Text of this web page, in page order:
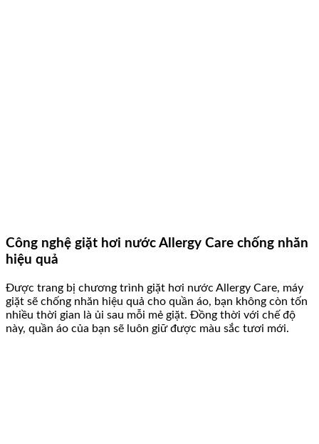
Công nghệ giặt hơi nước Allergy Care chống nhăn
hiệu quả
Được trang bị chương trình giặt hơi nước Allergy Care, máy
giặt sẽ chống nhăn hiệu quả cho quần áo, bạn không còn tốn
nhiều thời gian là ủi sau mỗi mẻ giặt. Đồng thời với chế độ
này, quần áo của bạn sẽ luôn giữ được màu sắc tươi mới.